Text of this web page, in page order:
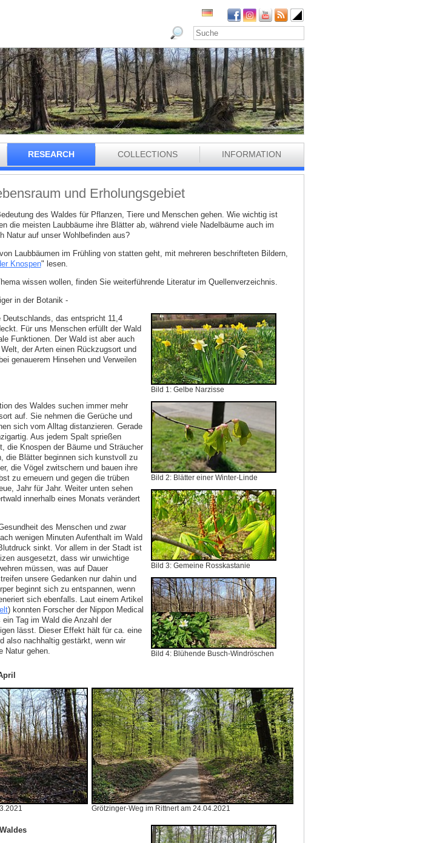
RESEARCH COLLECTIONS INFORMATION
und Erholungsgebiet
des Waldes für Pflanzen, Tiere und Menschen gehen. Wie wichtig ist
die meisten Laubbäume ihre Blätter ab, während viele Nadelbäume auch im
Natur auf unser Wohlbefinden aus?
Laubbäumen im Frühling von statten geht, mit mehreren beschrifteten Bildern,
Knospen" lesen.
wissen wollen, finden Sie weiterführende Literatur im Quellenverzeichnis.
in der Botanik -
Bild 1: Gelbe Narzisse
Bild 2: Blätter einer Winter-Linde
Bild 3: Gemeine Rosskastanie
Bild 4: Blühende Busch-Windröschen
das entspricht 11,4
Für uns Menschen erfüllt der Wald
Funktionen. Der Wald ist aber auch
der Arten einen Rückzugsort und
genauerem Hinsehen und Verweilen
des Waldes suchen immer mehr
auf. Sie nehmen die Gerüche und
sich vom Alltag distanzieren. Gerade
Aus jedem Spalt sprießen
die Knospen der Bäume und Sträucher
die Blätter beginnen sich kunstvoll zu
die Vögel zwitschern und bauen ihre
zu erneuern und gegen die trüben
Jahr für Jahr. Weiter unten sehen
innerhalb eines Monats verändert
des Menschen und zwar
wenigen Minuten Aufenthalt im Wald
sinkt. Vor allem in der Stadt ist
ausgesetzt, dass wir unwichtige
müssen, was auf Dauer
unsere Gedanken nur dahin und
beginnt sich zu entspannen, wenn
sich ebenfalls. Laut einem Artikel
) konnten Forscher der Nippon Medical
Tag im Wald die Anzahl der
lässt. Dieser Effekt hält für ca. eine
also nachhaltig gestärkt, wenn wir
Natur gehen.
Grötzinger-Weg im Rittnert am 24.04.2021